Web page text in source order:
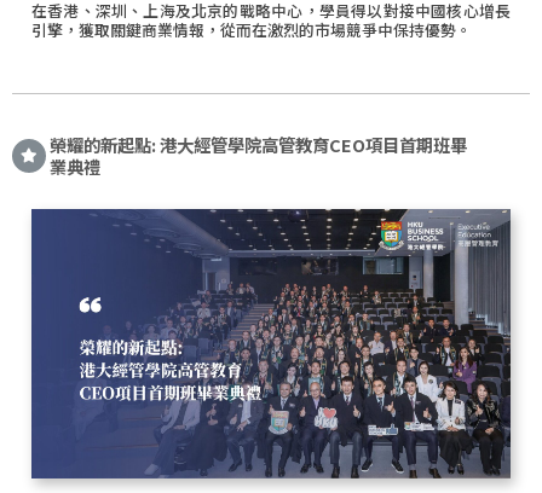
在香港、深圳、上海及北京的戰略中心，學員得以對接中國核心增長
引擎，獲取關鍵商業情報，從而在激烈的市場競爭中保持優勢。
榮耀的新起點: 港大經管學院高管教育CEO項目首期班畢
業典禮